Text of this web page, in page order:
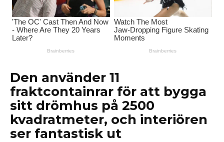
Den använder 11
fraktcontainrar för att bygga
sitt drömhus på 2500
kvadratmeter, och interiören
ser fantastisk ut